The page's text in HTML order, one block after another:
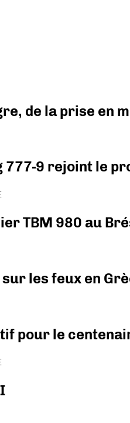
de la prise en
777-9 rejoint le
TBM 980 au
les feux en
pour le